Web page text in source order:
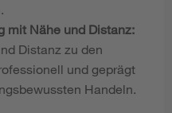
mit Nähe und Distanz:
Distanz zu den
und geprägt
Handeln.